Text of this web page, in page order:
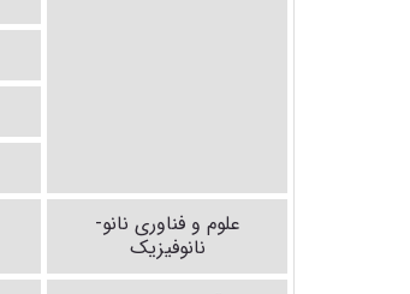
علوم و فناوری نانو-
نانوفیزیک